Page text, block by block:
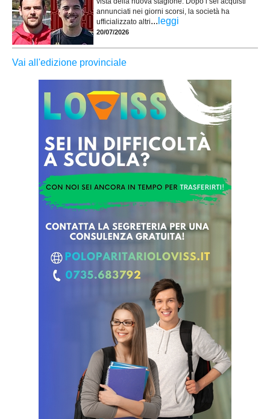
annunciati nei giorni scorsi, la società ha
ufficializzato altri... leggi
20/07/2026
Vai all'edizione provinciale